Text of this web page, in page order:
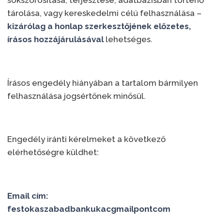
tárolása, vagy kereskedelmi célú felhasználása –
kizárólag a honlap szerkesztőjének előzetes,
írásos hozzájárulásávallehetséges.
Írásos engedély hiányában a tartalom bármilyen
felhasználása jogsértőnek minősül.
Engedély iránti kérelmeket a következő
elérhetőségre küldhet:
Email cím:
festokaszabadbankukacgmailpontcom